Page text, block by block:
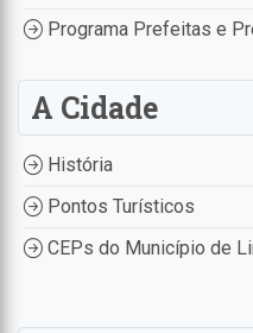
Programa Prefeitas e
A Cidade
História
Pontos Turísticos
CEPs do Município de